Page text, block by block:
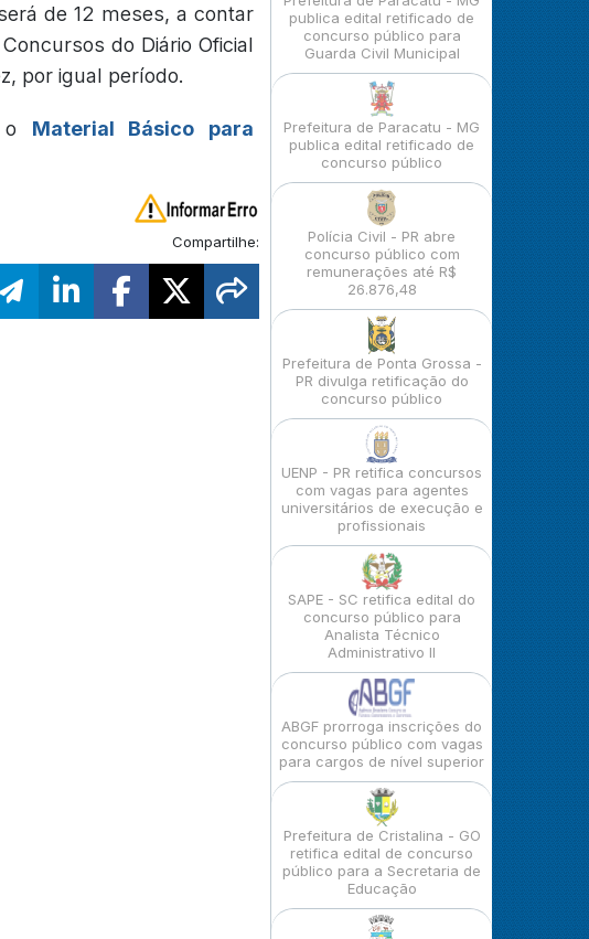
de 12 meses, a contar
do Diário Oficial
por igual período.
o Material Básico para
Compartilhe:
publica edital retificado de
concurso público para
Guarda Civil Municipal
Prefeitura de Paracatu - MG
publica edital retificado de
concurso público
Polícia Civil - PR abre
concurso público com
remunerações até R$
26.876,48
Prefeitura de Ponta Grossa -
PR divulga retificação do
concurso público
UENP - PR retifica concursos
com vagas para agentes
universitários de execução e
profissionais
SAPE - SC retifica edital do
concurso público para
Analista Técnico
Administrativo II
ABGF prorroga inscrições do
concurso público com vagas
para cargos de nível superior
Prefeitura de Cristalina - GO
retifica edital de concurso
público para a Secretaria de
Educação